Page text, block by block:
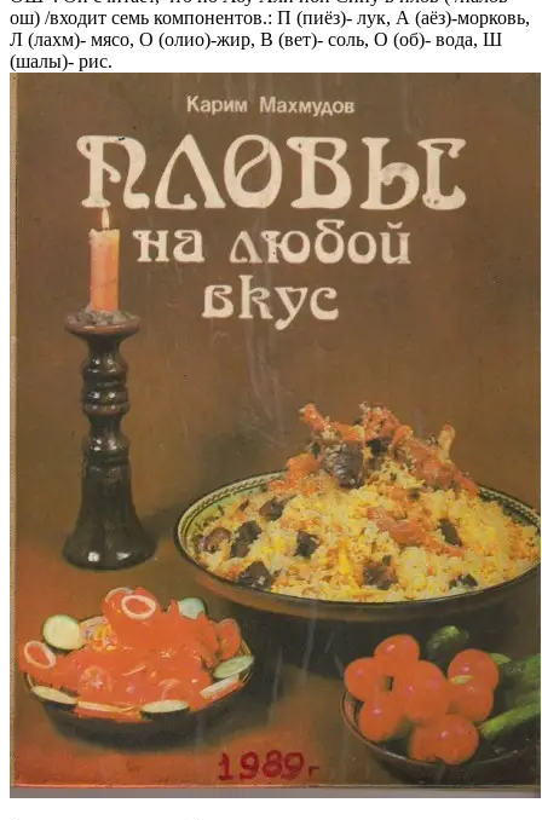
ош) /входит семь компонентов.: П (пиёз)- лук, А (аёз)-морковь,
Л (лахм)- мясо, О (олио)-жир, В (вет)- соль, О (об)- вода, Ш
(шалы)- рис.